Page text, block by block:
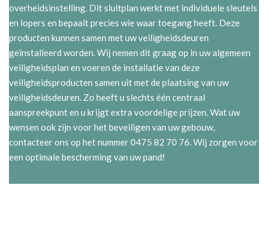
overheidsinstelling. Dit sluitplan werkt met individuele sleutels
en lopers en bepaalt precies wie waar toegang heeft. Deze
producten kunnen samen met uw veiligheidsdeuren
geïnstalleerd worden. Wij nemen dit graag op in uw algemeen
veiligheidsplan en voeren de installatie van deze
veiligheidsproducten samen uit met de plaatsing van uw
veiligheidsdeuren. Zo heeft u slechts één centraal
aanspreekpunt en u krijgt extra voordelige prijzen. Wat uw
wensen ook zijn voor het beveiligen van uw gebouw,
contacteer ons op het nummer 0475 82 70 76. Wij zorgen voor
een optimale bescherming van uw pand!